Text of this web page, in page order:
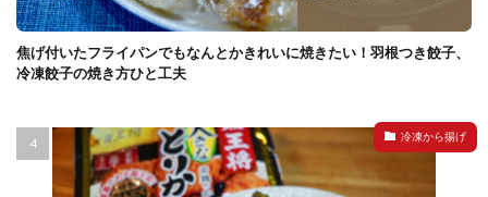
焦げ付いたフライパンでもなんとかきれいに焼きたい！羽根つき餃子、
冷凍餃子の焼き方ひと工夫
冷凍から揚げ